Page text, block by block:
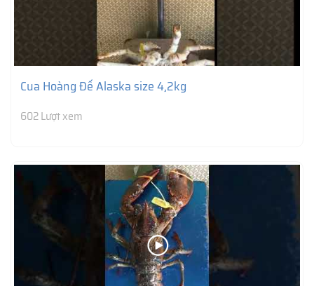
Cua Hoàng Đế Alaska size 4,2kg
602 Lượt xem